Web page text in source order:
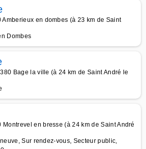
Amberieux en dombes (à 23 km de Saint
Dombes
Bage la ville (à 24 km de Saint André le
en bresse (à 24 km de Saint André
Sur rendez-vous, Secteur public,